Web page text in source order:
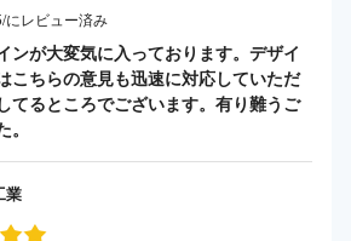
にレビュー済み
ンが大変気に入っております。デザイ
こちらの意見も迅速に対応していただ
てるところでございます。有り難うご
業